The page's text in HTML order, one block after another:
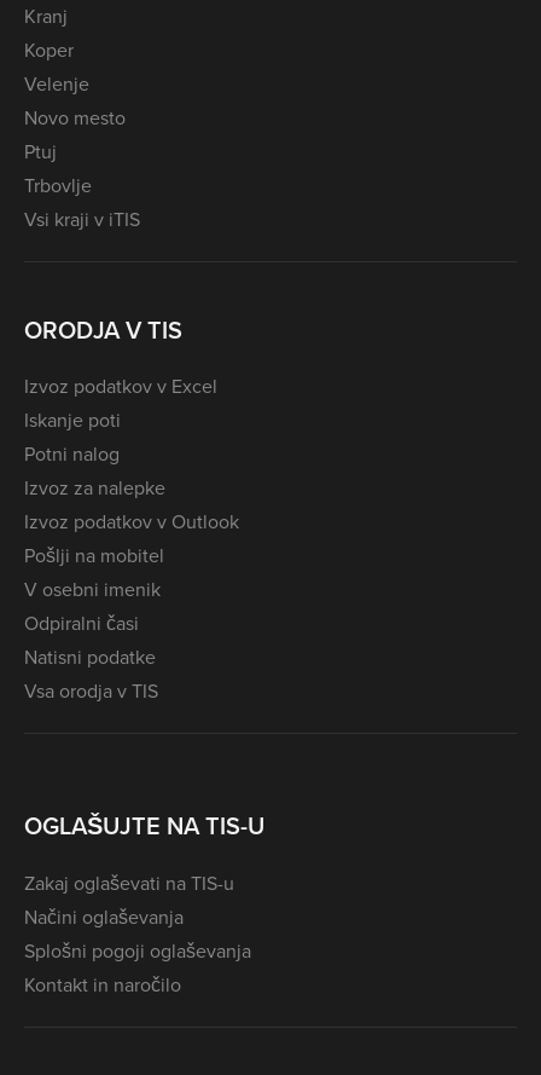
Kranj
Koper
Velenje
Novo mesto
Ptuj
Trbovlje
Vsi kraji v iTIS
ORODJA V TIS
Izvoz podatkov v Excel
Iskanje poti
Potni nalog
Izvoz za nalepke
Izvoz podatkov v Outlook
Pošlji na mobitel
V osebni imenik
Odpiralni časi
Natisni podatke
Vsa orodja v TIS
OGLAŠUJTE NA TIS-U
Zakaj oglaševati na TIS-u
Načini oglaševanja
Splošni pogoji oglaševanja
Kontakt in naročilo